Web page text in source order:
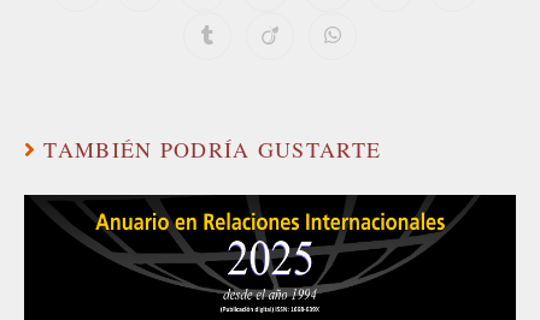
TAMBIÉN PODRÍA GUSTARTE